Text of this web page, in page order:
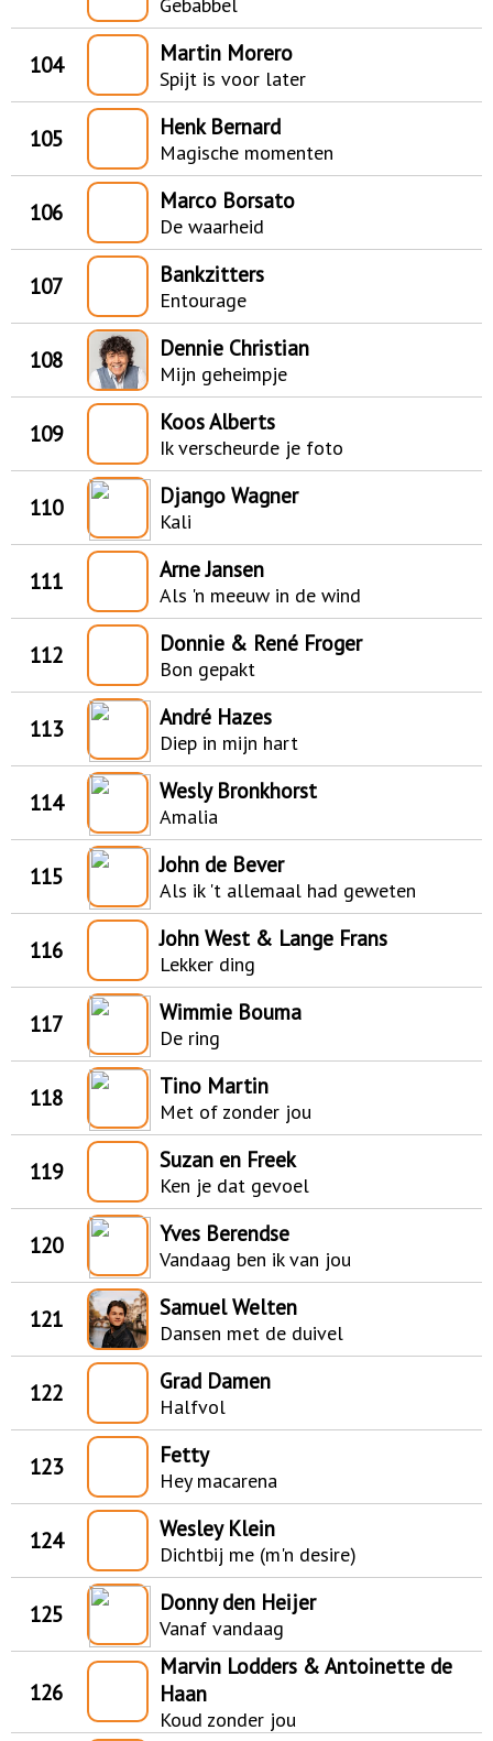
104 Martin Morero
Spijt is voor later
105 Henk Bernard
Magische momenten
106 Marco Borsato
De waarheid
107 Bankzitters
Entourage
108 Dennie Christian
Mijn geheimpje
109 Koos Alberts
Ik verscheurde je foto
110 Django Wagner
Kali
111 Arne Jansen
Als 'n meeuw in de wind
112 Donnie & René Froger
Bon gepakt
113 André Hazes
Diep in mijn hart
114 Wesly Bronkhorst
Amalia
115 John de Bever
Als ik 't allemaal had geweten
116 John West & Lange Frans
Lekker ding
117 Wimmie Bouma
De ring
118 Tino Martin
Met of zonder jou
119 Suzan en Freek
Ken je dat gevoel
120 Yves Berendse
Vandaag ben ik van jou
121 Samuel Welten
Dansen met de duivel
122 Grad Damen
Halfvol
123 Fetty
Hey macarena
124 Wesley Klein
Dichtbij me (m'n desire)
125 Donny den Heijer
Vanaf vandaag
126
Marvin Lodders & Antoinette de
Haan
Koud zonder jou